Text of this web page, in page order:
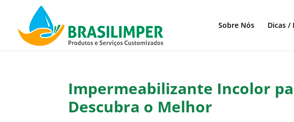
Sobre Nós Dicas /
Impermeabilizante Incolor
Descubra o Melhor